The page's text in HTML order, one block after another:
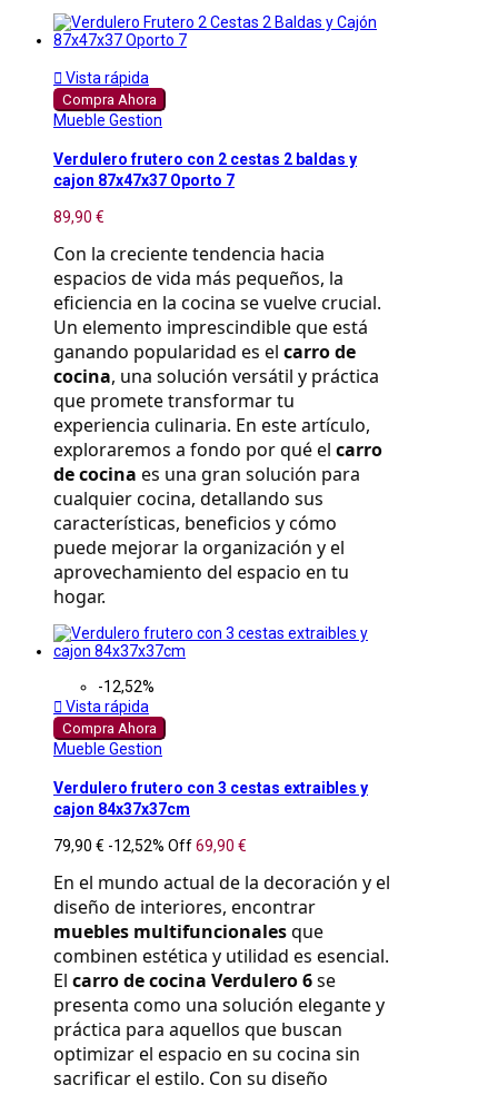
 Vista rápida
Compra Ahora
Mueble Gestion
Verdulero frutero con 2 cestas 2 baldas y
cajon 87x47x37 Oporto 7
89,90 €
Con la creciente tendencia hacia
espacios de vida más pequeños, la
eficiencia en la cocina se vuelve crucial.
Un elemento imprescindible que está
ganando popularidad es el carro de
cocina, una solución versátil y práctica
que promete transformar tu
experiencia culinaria. En este artículo,
exploraremos a fondo por qué el carro
de cocina es una gran solución para
cualquier cocina, detallando sus
características, beneficios y cómo
puede mejorar la organización y el
aprovechamiento del espacio en tu
hogar.
-12,52%
 Vista rápida
Compra Ahora
Mueble Gestion
Verdulero frutero con 3 cestas extraibles y
cajon 84x37x37cm
79,90 € -12,52% Off69,90 €
En el mundo actual de la decoración y el
muebles multifuncionales que
combinen estética y utilidad es esencial.
El carro de cocina Verdulero 6 se
presenta como una solución elegante y
práctica para aquellos que buscan
optimizar el espacio en su cocina sin
sacrificar el estilo. Con su diseño